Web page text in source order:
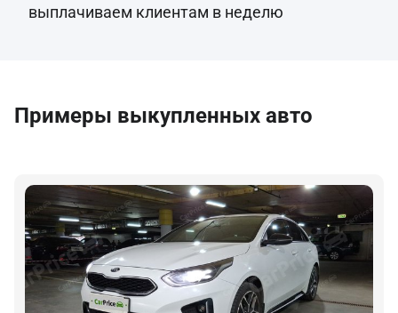
выплачиваем клиентам в неделю
Примеры выкупленных авто